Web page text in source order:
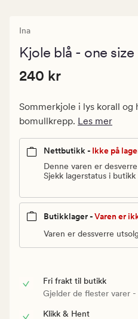
Ina
Kjole blå - one size
Pris
240
Pris 240 kr
240 kr
Sommerkjole i lys korall og
bomullkrepp. Les mer
Nettbutikk - Ikke på
Denne varen er
Sjekk lagerstatus i butikk
Butikklager -Varen er
Varen er dessverre
Fri frakt til butikk
Gjelder de flester varer
Klikk & Hent